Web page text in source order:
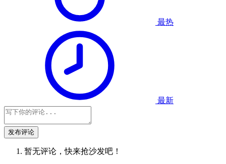
最热
最新
发布评论
暂无评论，快来抢沙发吧！